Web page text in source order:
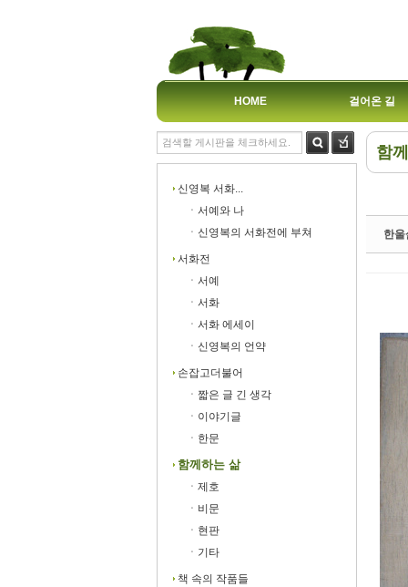
HOME 걸어온 길
신영복 서화...
ㆍ서예와 나
ㆍ신영복의 서화전에 부쳐
서화전
ㆍ서예
ㆍ서화
ㆍ서화 에세이
ㆍ신영복의 언약
손잡고더불어
ㆍ짧은 글 긴 생각
ㆍ이야기글
ㆍ한문
함께하는 삶
ㆍ제호
ㆍ비문
ㆍ현판
ㆍ기타
책 속의 작품들
함
한